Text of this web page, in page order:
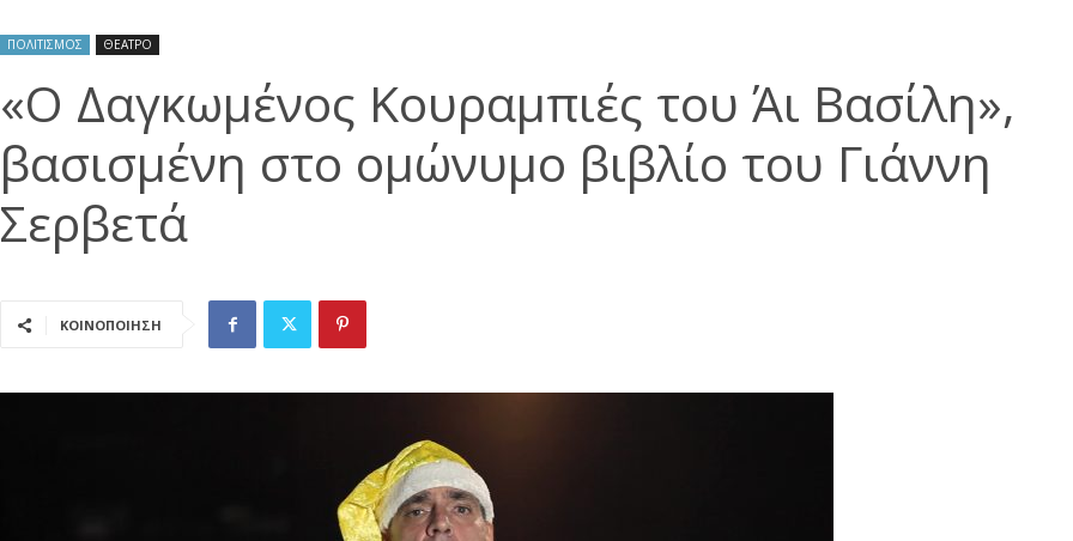
ΠΟΛΙΤΙΣΜΟΣ ΘΕΑΤΡΟ
«Ο Δαγκωμένος Κουραμπιές του Άι Βασίλη»,
βασισμένη στο ομώνυμο βιβλίο του Γιάννη
Σερβετά
ΚΟΙΝΟΠΟΙΗΣΗ